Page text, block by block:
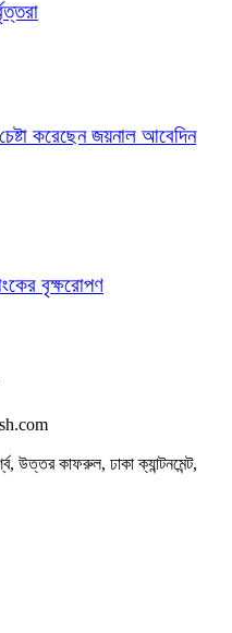
করেছেন জয়নাল আবেদিন
বৃক্ষরোপণ
উত্তর কাফরুল, ঢাকা ক্যান্টনমেন্ট,